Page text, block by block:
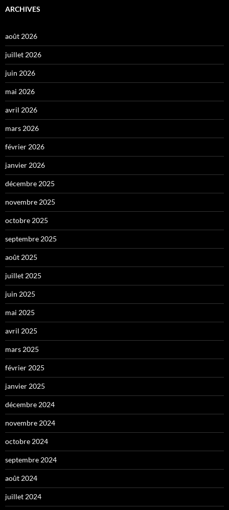
ARCHIVES
août 2026
juillet 2026
juin 2026
mai 2026
avril 2026
mars 2026
février 2026
janvier 2026
décembre 2025
novembre 2025
octobre 2025
septembre 2025
août 2025
juillet 2025
juin 2025
mai 2025
avril 2025
mars 2025
février 2025
janvier 2025
décembre 2024
novembre 2024
octobre 2024
septembre 2024
août 2024
juillet 2024